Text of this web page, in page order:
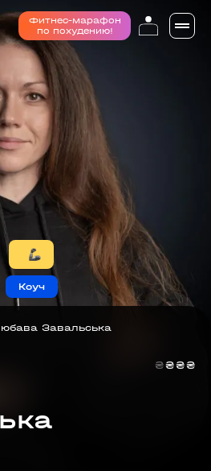
Фитнес-марафон
по похудению!
Коуч
Завальська
₴
₴
₴
₴